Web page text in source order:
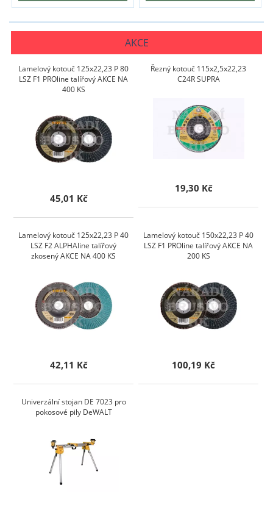
AKCE
Lamelový kotouč 125x22,23 P 80
LSZ F1 PROline talířový AKCE NA
400 KS
45,01 Kč
Řezný kotouč 115x2,5x22,23
C24R SUPRA
19,30 Kč
Lamelový kotouč 125x22,23 P 40
LSZ F2 ALPHAline talířový
zkosený AKCE NA 400 KS
42,11 Kč
Lamelový kotouč 150x22,23 P 40
LSZ F1 PROline talířový AKCE NA
200 KS
100,19 Kč
Univerzální stojan DE 7023 pro
pokosové pily DeWALT